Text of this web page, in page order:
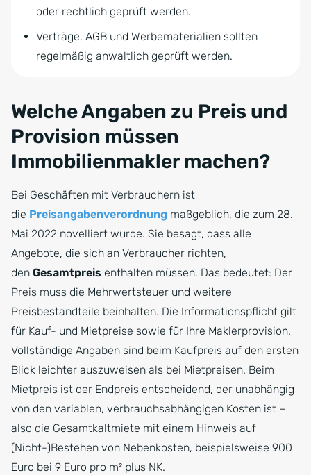
oder rechtlich geprüft werden.
Verträge, AGB und Werbematerialien sollten
regelmäßig anwaltlich geprüft werden.
Welche Angaben zu Preis und
Provision müssen
Immobilienmakler machen?
Bei Geschäften mit Verbrauchern ist
die Preisangabenverordnung maßgeblich, die zum 28.
Mai 2022 novelliert wurde. Sie besagt, dass alle
Angebote, die sich an Verbraucher richten,
den Gesamtpreis enthalten müssen. Das bedeutet: Der
Preis muss die Mehrwertsteuer und weitere
Preisbestandteile beinhalten. Die Informationspflicht gilt
für Kauf- und Mietpreise sowie für Ihre Maklerprovision.
Vollständige Angaben sind beim Kaufpreis auf den ersten
Blick leichter auszuweisen als bei Mietpreisen. Beim
Mietpreis ist der Endpreis entscheidend, der unabhängig
von den variablen, verbrauchsabhängigen Kosten ist –
also die Gesamtkaltmiete mit einem Hinweis auf
(Nicht-)Bestehen von Nebenkosten, beispielsweise 900
Euro bei 9 Euro pro m² plus NK.